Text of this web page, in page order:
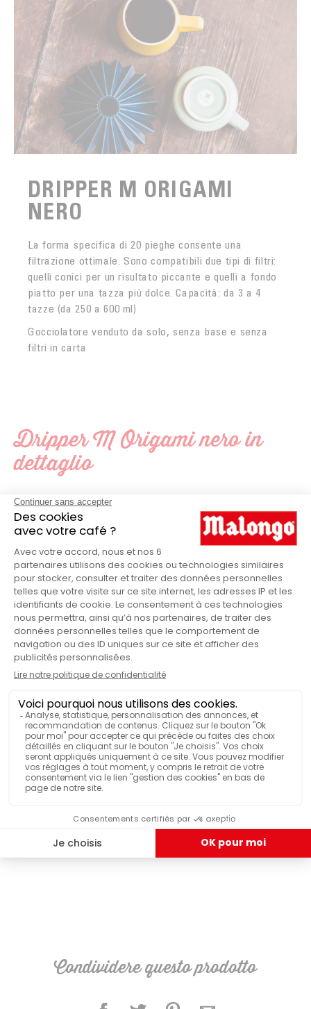
DRIPPER M ORIGAMI
NERO
La forma specifica di 20 pieghe consente una
filtrazione ottimale. Sono compatibili due tipi di filtri:
quelli conici per un risultato piccante e quelli a fondo
piatto per una tazza più dolce. Capacità: da 3 a 4
tazze (da 250 a 600 ml)
Gocciolatore venduto da solo, senza base e senza
filtri in carta
Dripper M Origami nero in
dettaglio
MARCHIO Origami
COLORE
MATERIALE Porcellana
PRODUTTO Dripper
TIPO DI CAFFETTIERA Caffettiera slow-coffee
HANNO TESTATO & APPREZZATO
Condividere questo prodotto